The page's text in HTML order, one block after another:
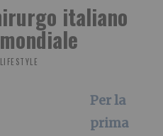
italiano
LIFESTYLE
Per la
prima